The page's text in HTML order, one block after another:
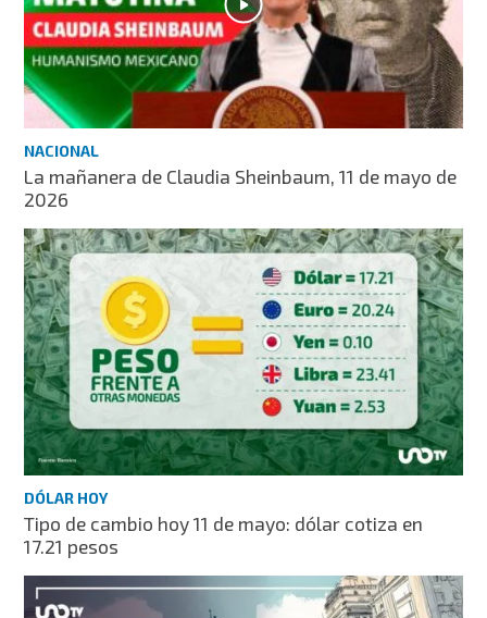
NACIONAL
La mañanera de Claudia Sheinbaum, 11 de mayo de
2026
DÓLAR HOY
Tipo de cambio hoy 11 de mayo: dólar cotiza en
17.21 pesos